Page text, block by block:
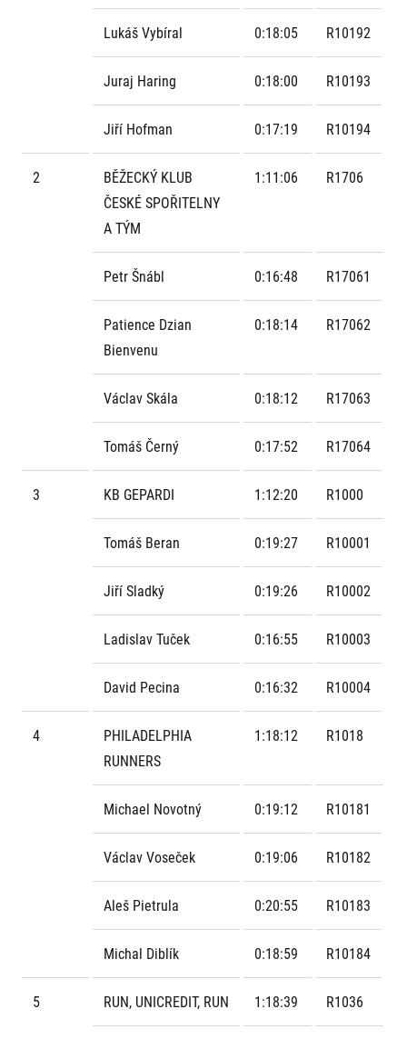
Mobilní aplikace RunCzech
Stáhněte si mobilní aplikaci RunCzech.
Šablony k dárkovému poukazu ke stažení
Akreditace a vše k závodům
Poznámky pro editory
Running Mall
Vítejte v Running Mall
Individuální trénink
Skupinové tréninky
Titulární partneři
Informace o webu
Všeobecné smluvní podmínky
Informace o cookies
Podmínky GDPR
© 2026 RunCzech s.r.o.
Lukáš Vybíral 0:18:05 R10192
Juraj Haring 0:18:00 R10193
Jiří Hofman 0:17:19 R10194
2
BĚŽECKÝ KLUB
ČESKÉ SPOŘITELNY
A TÝM
1:11:06 R1706
Petr Šnábl 0:16:48 R17061
Patience Dzian
Bienvenu
0:18:14 R17062
Václav Skála 0:18:12 R17063
Tomáš Černý 0:17:52 R17064
3 KB GEPARDI 1:12:20 R1000
Tomáš Beran 0:19:27 R10001
Jiří Sladký 0:19:26 R10002
Ladislav Tuček 0:16:55 R10003
David Pecina 0:16:32 R10004
4
PHILADELPHIA
RUNNERS
1:18:12 R1018
Michael Novotný 0:19:12 R10181
Václav Voseček 0:19:06 R10182
Aleš Pietrula 0:20:55 R10183
Michal Diblík 0:18:59 R10184
5 RUN, UNICREDIT, RUN 1:18:39 R1036